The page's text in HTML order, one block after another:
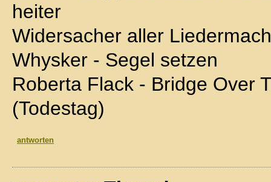
heiter
Widersacher aller
Whysker - Segel setzen
Roberta Flack - Bridge Over
(Todestag)
antworten